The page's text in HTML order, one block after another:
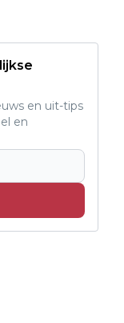
en uit-tips
en